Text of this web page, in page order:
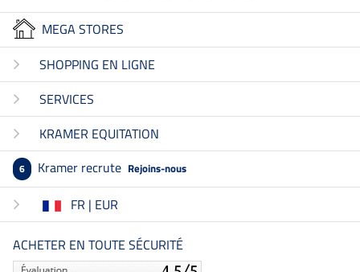
MEGA STORES
SHOPPING EN LIGNE
SERVICES
KRAMER EQUITATION
6 Kramer recrute Rejoins-nous
FR | EUR
ACHETER EN TOUTE SÉCURITÉ